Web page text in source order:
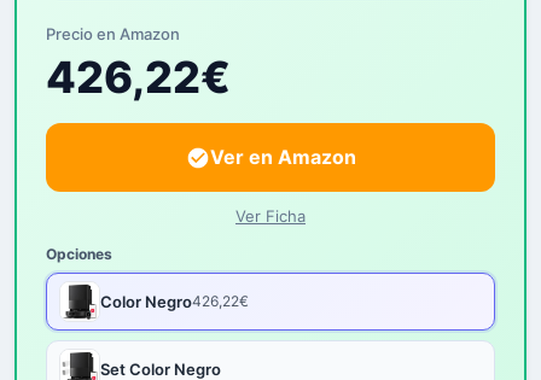
Precio en Amazon
426,22€
Ver en Amazon
Ver Ficha
Opciones
Color Negro426,22€
Set Color Negro